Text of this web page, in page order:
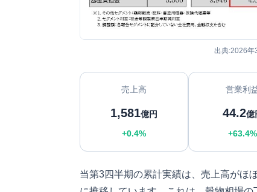
出典:2026年
売上高
1,581億円
+0.4%
営業利
44.2億
+63.4%
当第3四半期の累計実績は、売上高がほ